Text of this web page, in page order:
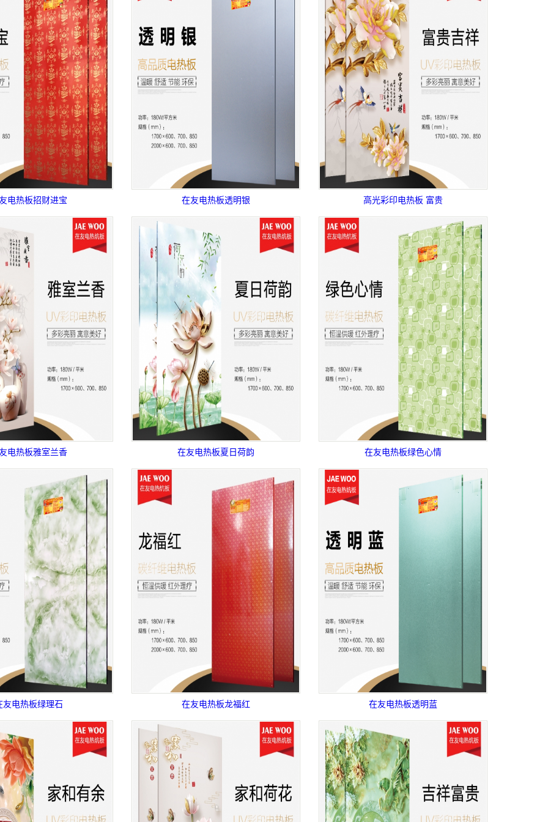
电热板招财进宝 在友电热板透明银 高光彩印电热板 富贵
电热板雅室兰香 在友电热板夏日荷韵 在友电热板绿色心情
友电热板绿理石 在友电热板龙福红 在友电热板透明蓝